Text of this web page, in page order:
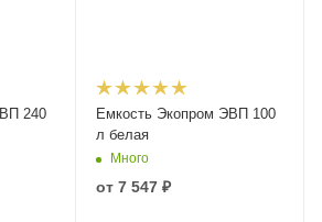
240
Емкость Экопром ЭВП 100
л белая
Много
от 7 547 ₽